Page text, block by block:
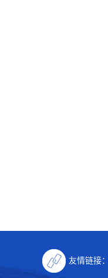
友情链接：